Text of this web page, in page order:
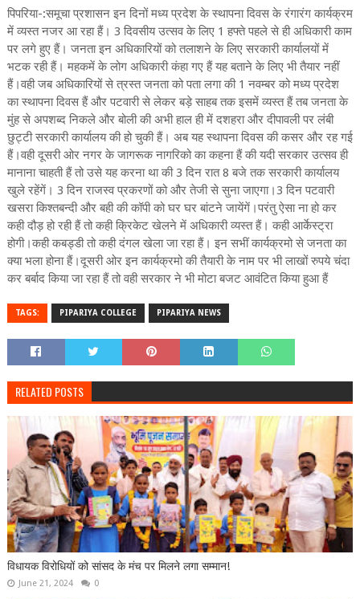
पिपरिया-:समूचा प्रशासन इन दिनों मध्य प्रदेश के स्थापना दिवस के रंगारंग कार्यक्रम
में व्यस्त नजर आ रहा हैं। 3 दिवसीय उत्सव के लिए 1 हफ्ते पहले से ही अधिकारी काम
पर लगे हुए हैं। जनता इन अधिकारियों को तलाशने के लिए सरकारी कार्यालयों में
भटक रही हैं। महकमें के लोग अधिकारी कंहा गए हैं यह बताने के लिए भी तैयार नहीं
हैं।वही जब अधिकारियों से त्रस्त जनता को पता लगा की 1 नवम्बर को मध्य प्रदेश
का स्थापना दिवस हैं और पटवारी से लेकर बड़े साहब तक इसमें व्यस्त हैं तब जनता के
मुंह से अपशब्द निकले और बोली की अभी हाल ही में दशहरा और दीपावली पर लंबी
छुट्टी सरकारी कार्यालय की हो चुकी हैं। अब यह स्थापना दिवस की कसर और रह गई
हैं।वही दूसरी ओर नगर के जागरूक नागरिको का कहना हैं की यदी सरकार उत्सव ही
मानाना चाहती हैं तो उसे यह करना था की 3 दिन रात 8 बजे तक सरकारी कार्यालय
खुले रहेंगें। 3 दिन राजस्व प्रकरणों को और तेजी से सुना जाएगा।3 दिन पटवारी
खसरा किश्तबन्दी और बही की कॉपी को घर घर बांटने जायेंगें।परंतु ऐसा ना हो कर
कही दौड़ हो रही हैं तो कही क्रिकेट खेलने में अधिकारी व्यस्त हैं। कही आर्केस्ट्रा
होगी।कही कबड्डी तो कही दंगल खेला जा रहा हैं। इन सभीं कार्यक्रमो से जनता का
क्या भला होना हैं।दूसरी ओर इन कार्यक्रमो की तैयारी के नाम पर भी लाखों रुपये चंदा
कर बर्बाद किया जा रहा हैं तो वही सरकार ने भी मोटा बजट आवंटित किया हुआ हैं
TAGS: PIPARIYA COLLEGE PIPARIYA NEWS
RELATED POSTS
विधायक विरोधियों को सांसद के मंच पर मिलने लगा सम्मान!
June 21, 2024 0